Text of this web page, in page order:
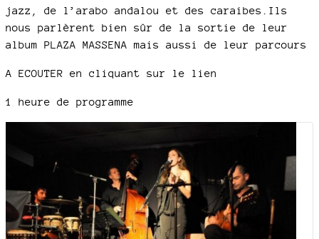
jazz, de l’arabo andalou et des caraibes.Ils
nous parlèrent bien sûr de la sortie de leur
album PLAZA MASSENA mais aussi de leur parcours
A ECOUTER en cliquant sur le lien
1 heure de programme